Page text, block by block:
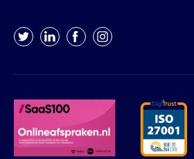
TwitterLinkedInFacebookInstagram